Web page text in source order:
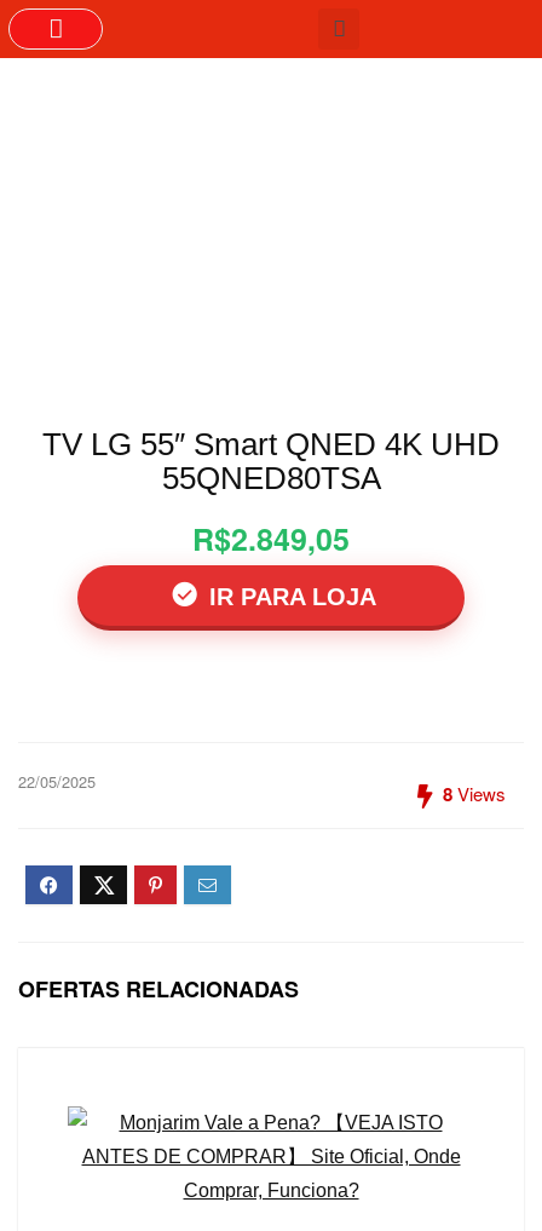
TV LG 55″ Smart QNED 4K UHD
55QNED80TSA
R$2.849,05
IR PARA LOJA
22/05/2025 8Views
OFERTAS RELACIONADAS